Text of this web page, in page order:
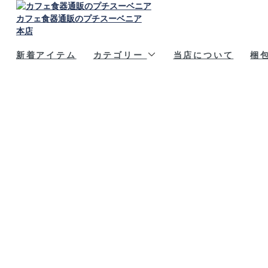
カフェ食器通販のプチスーベニア
本店
新着アイテム カテゴリー 当店について 梱